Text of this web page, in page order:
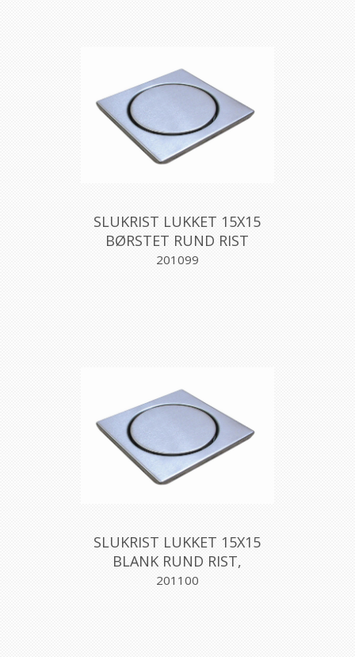
SLUKRIST LUKKET 15X15
BØRSTET RUND RIST
Aqualex
201099
SLUKRIST LUKKET 15X15
BLANK RUND RIST,
AQUALEX
201100